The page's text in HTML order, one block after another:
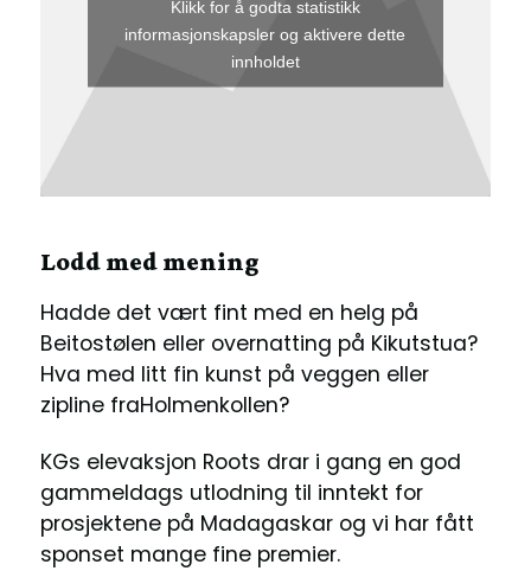
Klikk for å godta statistikk
informasjonskapsler og aktivere dette
innholdet
Lodd med mening
Hadde det vært fint med en helg på
Beitostølen eller overnatting på Kikutstua?
Hva med litt fin kunst på veggen eller
zipline fraHolmenkollen?
KGs elevaksjon Roots drar i gang en god
gammeldags utlodning til inntekt for
prosjektene på Madagaskar og vi har fått
sponset mange fine premier.